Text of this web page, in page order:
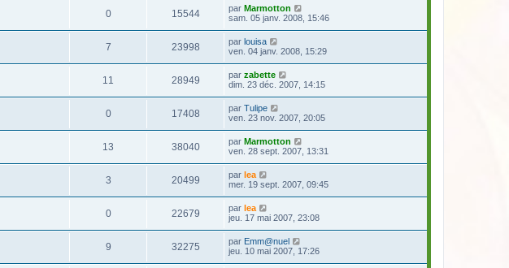
0 15544 par Marmotton
sam. 05 janv. 2008, 15:46
7 23998 par louisa
ven. 04 janv. 2008, 15:29
11 28949 par zabette
dim. 23 déc. 2007, 14:15
0 17408 par Tulipe
ven. 23 nov. 2007, 20:05
13 38040 par Marmotton
ven. 28 sept. 2007, 13:31
3 20499 par lea
mer. 19 sept. 2007, 09:45
0 22679 par lea
jeu. 17 mai 2007, 23:08
9 32275 par Emm@nuel
jeu. 10 mai 2007, 17:26